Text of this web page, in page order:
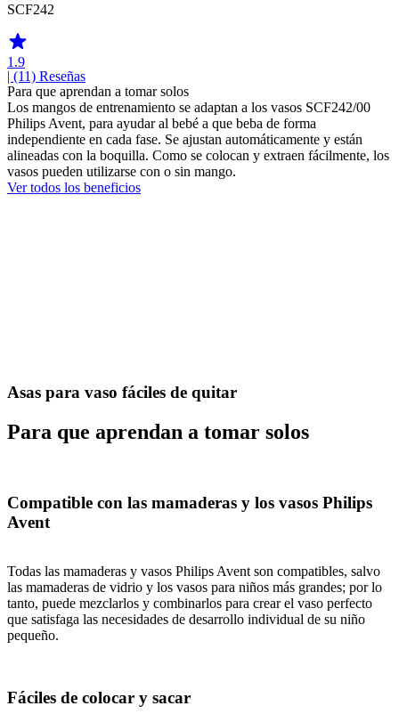
SCF242
1.9
| (11) Reseñas
Para que aprendan a tomar solos
Los mangos de entrenamiento se adaptan a los vasos SCF242/00
Philips Avent, para ayudar al bebé a que beba de forma
independiente en cada fase. Se ajustan automáticamente y están
alineadas con la boquilla. Como se colocan y extraen fácilmente, los
vasos pueden utilizarse con o sin mango.
Ver todos los beneficios
Asas para vaso fáciles de quitar
Para que aprendan a tomar solos
Compatible con las mamaderas y los vasos Philips
Avent
Todas las mamaderas y vasos Philips Avent son compatibles, salvo
las mamaderas de vidrio y los vasos para niños más grandes; por lo
tanto, puede mezclarlos y combinarlos para crear el vaso perfecto
que satisfaga las necesidades de desarrollo individual de su niño
pequeño.
Fáciles de colocar y sacar